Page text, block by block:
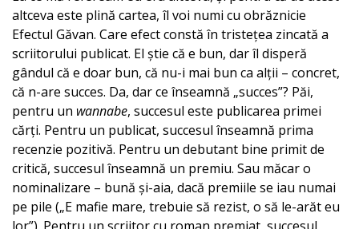
altceva este plină cartea, îl voi numi cu obrăznicie
Efectul Găvan. Care efect constă în tristețea zincată a
scriitorului publicat. El știe că e bun, dar îl disperă
gândul că e doar bun, că nu-i mai bun ca alții – concret,
că n-are succes. Da, dar ce înseamnă „succes”? Păi,
pentru un wannabe, succesul este publicarea primei
cărți. Pentru un publicat, succesul înseamnă prima
recenzie pozitivă. Pentru un debutant bine primit de
critică, succesul înseamnă un premiu. Sau măcar o
nominalizare – bună și-aia, dacă premiile se iau numai
pe pile („E mafie mare, trebuie să rezist, o să le-arăt eu